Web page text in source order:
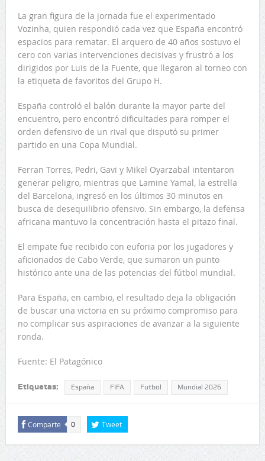
La gran figura de la jornada fue el experimentado
Vozinha, quien respondió cada vez que España encontró
espacios para rematar. El arquero de 40 años sostuvo el
cero con varias intervenciones decisivas y frustró a los
dirigidos por Luis de la Fuente, que llegaron al torneo con
la etiqueta de favoritos del Grupo H.
España controló el balón durante la mayor parte del
encuentro, pero encontró dificultades para romper el
orden defensivo de un rival que disputó su primer
partido en una Copa Mundial.
Ferran Torres, Pedri, Gavi y Mikel Oyarzabal intentaron
generar peligro, mientras que Lamine Yamal, la estrella
del Barcelona, ingresó en los últimos 30 minutos en
busca de desequilibrio ofensivo. Sin embargo, la defensa
africana mantuvo la concentración hasta el pitazo final.
El empate fue recibido con euforia por los jugadores y
aficionados de Cabo Verde, que sumaron un punto
histórico ante una de las potencias del fútbol mundial.
Para España, en cambio, el resultado deja la obligación
de buscar una victoria en su próximo compromiso para
no complicar sus aspiraciones de avanzar a la siguiente
ronda.
Fuente: El Patagónico
Etiquetas: España FIFA Futbol Mundial 2026
Comparte 0 Tweet